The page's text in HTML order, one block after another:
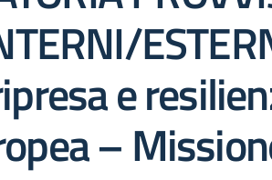
e
–